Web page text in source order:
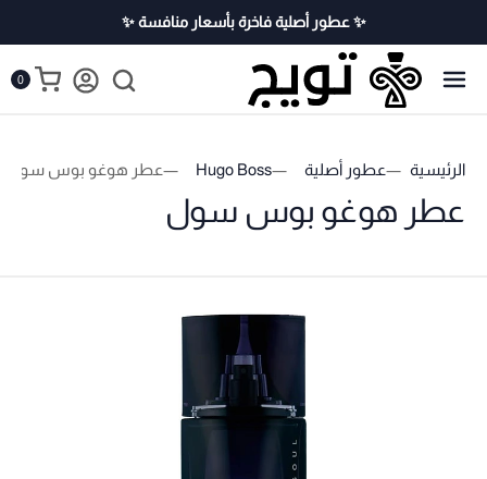
✨ عطور أصلية فاخرة بأسعار منافسة ✨
0
الرئيسية عطور أصلية Hugo Boss عطر هوغو بوس سول
عطر هوغو بوس سول